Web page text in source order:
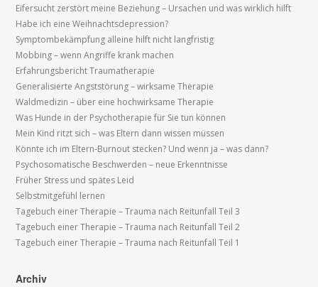
Eifersucht zerstört meine Beziehung – Ursachen und was wirklich hilft
Habe ich eine Weihnachtsdepression?
Symptombekämpfung alleine hilft nicht langfristig
Mobbing – wenn Angriffe krank machen
Erfahrungsbericht Traumatherapie
Generalisierte Angststörung – wirksame Therapie
Waldmedizin – über eine hochwirksame Therapie
Was Hunde in der Psychotherapie für Sie tun können
Mein Kind ritzt sich – was Eltern dann wissen müssen
Könnte ich im Eltern-Burnout stecken? Und wenn ja – was dann?
Psychosomatische Beschwerden – neue Erkenntnisse
Früher Stress und spätes Leid
Selbstmitgefühl lernen
Tagebuch einer Therapie – Trauma nach Reitunfall Teil 3
Tagebuch einer Therapie – Trauma nach Reitunfall Teil 2
Tagebuch einer Therapie – Trauma nach Reitunfall Teil 1
Archiv